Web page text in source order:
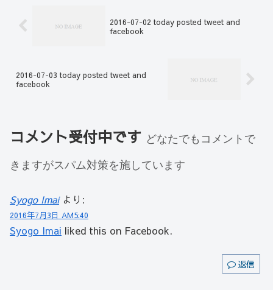
2016-07-02 today posted tweet and
facebook
2016-07-03 today posted tweet and
facebook
コメント受付中です どなたでもコメントで
きますがスパム対策を施しています
Syogo Imai より:
2016年7月3日 AM5:40
Syogo Imai liked this on Facebook.
返信